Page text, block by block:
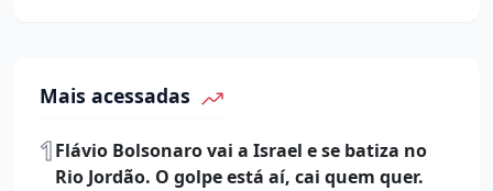
Mais acessadas
1Flávio Bolsonaro vai a Israel e se batiza no
Rio Jordão. O golpe está aí, cai quem quer.